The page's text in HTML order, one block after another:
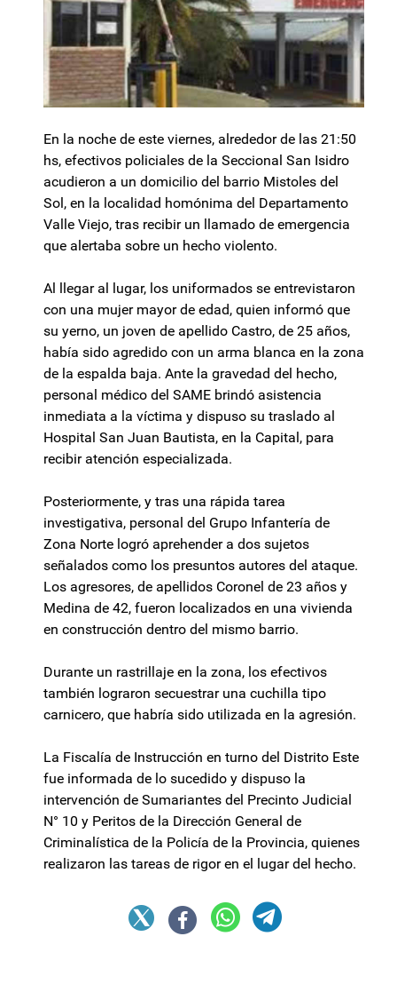
En la noche de este viernes, alrededor de las 21:50
hs, efectivos policiales de la Seccional San Isidro
acudieron a un domicilio del barrio Mistoles del
Sol, en la localidad homónima del Departamento
Valle Viejo, tras recibir un llamado de emergencia
que alertaba sobre un hecho violento.
Al llegar al lugar, los uniformados se entrevistaron
con una mujer mayor de edad, quien informó que
su yerno, un joven de apellido Castro, de 25 años,
había sido agredido con un arma blanca en la zona
de la espalda baja. Ante la gravedad del hecho,
personal médico del SAME brindó asistencia
inmediata a la víctima y dispuso su traslado al
Hospital San Juan Bautista, en la Capital, para
recibir atención especializada.
Posteriormente, y tras una rápida tarea
investigativa, personal del Grupo Infantería de
Zona Norte logró aprehender a dos sujetos
señalados como los presuntos autores del ataque.
Los agresores, de apellidos Coronel de 23 años y
Medina de 42, fueron localizados en una vivienda
en construcción dentro del mismo barrio.
Durante un rastrillaje en la zona, los efectivos
también lograron secuestrar una cuchilla tipo
carnicero, que habría sido utilizada en la agresión.
La Fiscalía de Instrucción en turno del Distrito Este
fue informada de lo sucedido y dispuso la
intervención de Sumariantes del Precinto Judicial
N° 10 y Peritos de la Dirección General de
Criminalística de la Policía de la Provincia, quienes
realizaron las tareas de rigor en el lugar del hecho.